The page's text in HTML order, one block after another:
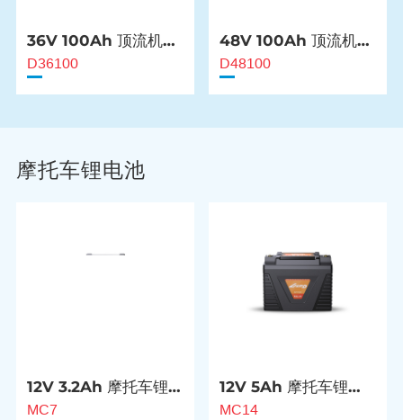
36V 100Ah 顶流机电
池
D36100
48V 100Ah 顶流机电
池
D48100
摩托车锂电池
12V 3.2Ah 摩托车锂
电池
MC7
12V 5Ah 摩托车锂电
池
MC14